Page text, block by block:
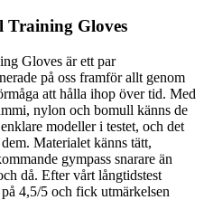
Training Gloves
Gloves är ett par
på oss framför allt genom
att hålla ihop över tid. Med
nylon och bomull känns de
modeller i testet, och det
Materialet känns tätt,
gympass snarare än
då. Efter vårt långtidstest
4,5/5 och fick utmärkelsen